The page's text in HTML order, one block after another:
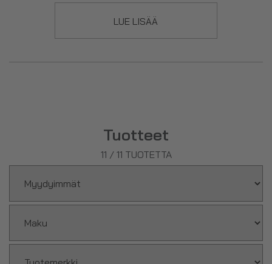
suunniteltuja juomia, joiden tarkoitus on parantaa kestävyyttä
ja antaa nopeaa energiaa suoritukseen. Urheilujuomat
Valikoimastamme löytyy mm.M-Nutrition Ultimate Sports
Drink!
LUE LISÄÄ
Tuotteet
11 / 11 TUOTETTA